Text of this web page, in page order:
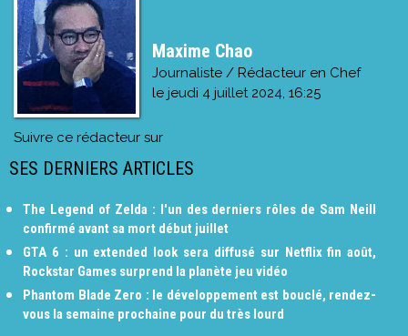
Maxime Chao
Journaliste / Rédacteur en Chef
le jeudi 4 juillet 2024, 16:25
Suivre ce rédacteur sur
SES DERNIERS ARTICLES
The Legend of Zelda : l'un des derniers rôles de Sam Neill
confirmé avant sa mort début juillet
GTA 6 : un extended look sera diffusé sur Netflix fin août,
Rockstar Games surprend la planète jeu vidéo
Phantom Blade Zero : le développement est bouclé, rendez-
vous la semaine prochaine pour du très lourd